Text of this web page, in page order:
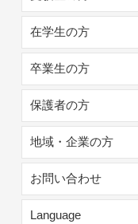
在学生の方
卒業生の方
保護者の方
地域・企業の方
お問い合わせ
Language